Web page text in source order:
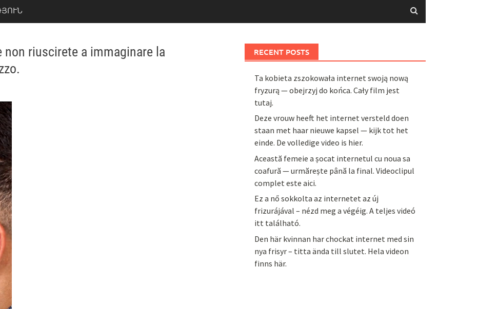
riuscirete a immaginare la
RECENT POSTS
Ta kobieta zszokowała internet swoją nową
fryzurą — obejrzyj do końca. Cały film jest
tutaj.
Deze vrouw heeft het internet versteld doen
staan met haar nieuwe kapsel — kijk tot het
einde. De volledige video is hier.
Această femeie a șocat internetul cu noua sa
coafură — urmărește până la final. Videoclipul
complet este aici.
Ez a nő sokkolta az internetet az új
frizurájával – nézd meg a végéig. A teljes videó
itt található.
Den här kvinnan har chockat internet med sin
nya frisyr – titta ända till slutet. Hela videon
finns här.